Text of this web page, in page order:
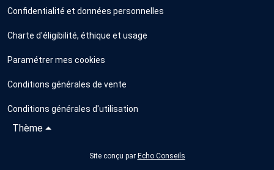
Confidentialité et données personnelles
Charte d'éligibilité, éthique et usage
Paramétrer mes cookies
Conditions générales de vente
Conditions générales d'utilisation
Thème
Site conçu par Echo Conseils